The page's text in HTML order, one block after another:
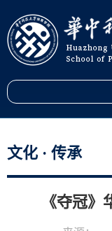
文化 · 传承
《夺冠》